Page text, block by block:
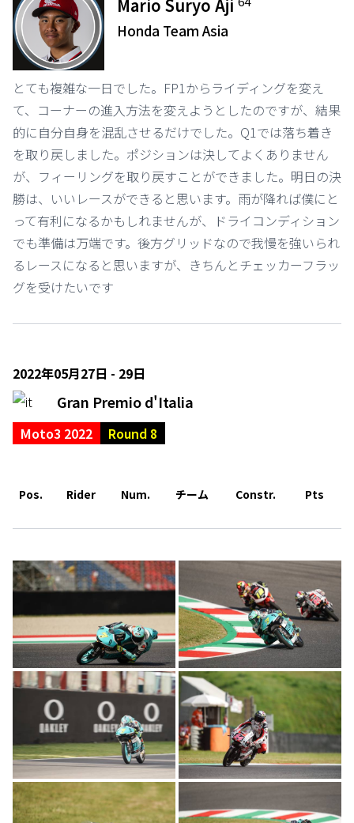
Mario Suryo Aji
Honda Team Asia
とても複雑な一日でした。FP1からライディングを変え
て、コーナーの進入方法を変えようとしたのですが、結果
的に自分自身を混乱させるだけでした。Q1では落ち着き
を取り戻しました。ポジションは決してよくありません
が、フィーリングを取り戻すことができました。明日の決
勝は、いいレースができると思います。雨が降れば僕にと
って有利になるかもしれませんが、ドライコンディション
でも準備は万端です。後方グリッドなので我慢を強いられ
るレースになると思いますが、きちんとチェッカーフラッ
グを受けたいです
2022年05月27日 - 29日
Gran Premio d'Italia
Moto3 2022 Round 8
Pos. Rider Num. チーム Constr. Pts